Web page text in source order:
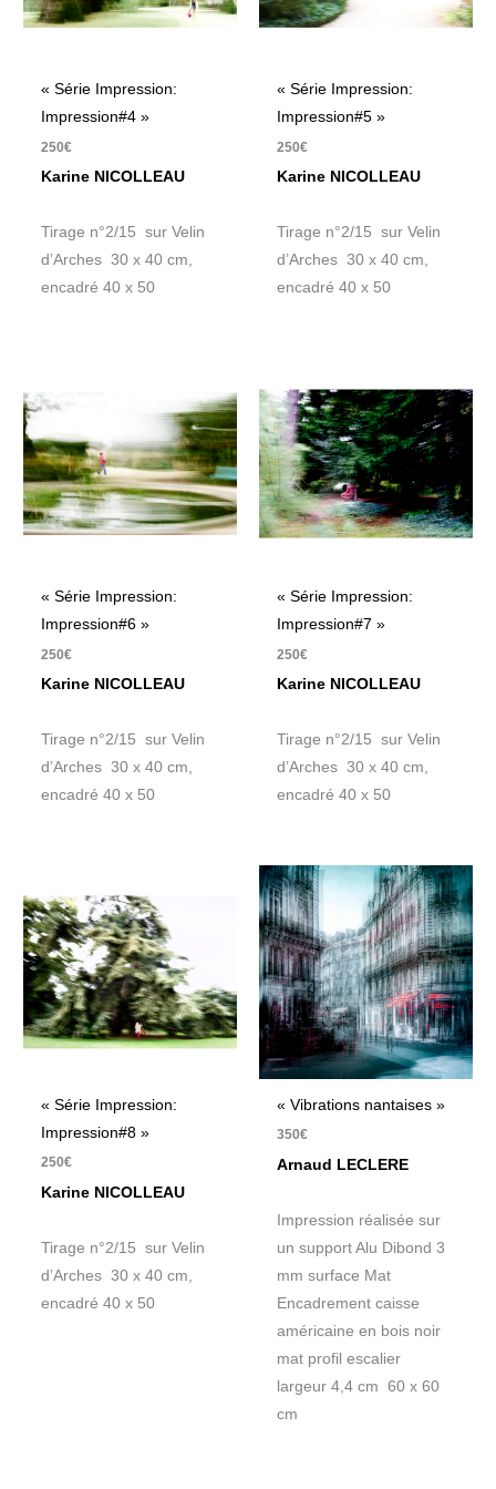
« Série Impression:
Impression#4 »
250€
Karine NICOLLEAU
Tirage n°2/15 sur Velin
d’Arches 30 x 40 cm,
encadré 40 x 50
« Série Impression:
Impression#5 »
250€
Karine NICOLLEAU
Tirage n°2/15 sur Velin
d’Arches 30 x 40 cm,
encadré 40 x 50
« Série Impression:
Impression#6 »
250€
Karine NICOLLEAU
Tirage n°2/15 sur Velin
d’Arches 30 x 40 cm,
encadré 40 x 50
« Série Impression:
Impression#7 »
250€
Karine NICOLLEAU
Tirage n°2/15 sur Velin
d’Arches 30 x 40 cm,
encadré 40 x 50
« Série Impression:
Impression#8 »
250€
Karine NICOLLEAU
Tirage n°2/15 sur Velin
d’Arches 30 x 40 cm,
encadré 40 x 50
« Vibrations nantaises »
350€
Arnaud LECLERE
Impression réalisée sur
un support Alu Dibond 3
mm surface Mat
Encadrement caisse
américaine en bois noir
mat profil escalier
largeur 4,4 cm 60 x 60
cm